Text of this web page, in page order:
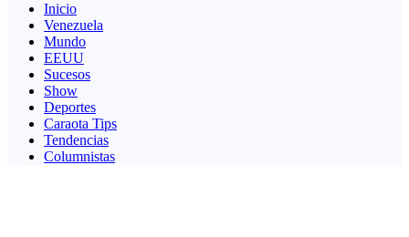
Inicio
Venezuela
Mundo
EEUU
Sucesos
Show
Deportes
Caraota Tips
Tendencias
Columnistas